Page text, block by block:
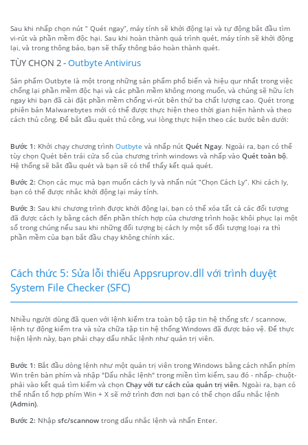
Sau khi nhấp chọn nút “ Quét ngay”, máy tính sẽ khởi động lại và tự động bắt đầu tìm
vi-rút và phần mềm độc hại. Sau khi hoàn thành quá trình quét, máy tính sẽ khởi động
lại, và trong thông báo, bạn sẽ thấy thông báo hoàn thành quét.
TÙY CHỌN 2 -Outbyte Antivirus
Sản phẩm Outbyte là một trong những sản phẩm phổ biến và hiệu qur nhất trong việc
chống lại phần mềm độc hại và các phần mềm không mong muốn, và chúng sẽ hữu ích
ngay khi bạn đã cài đặt phần mềm chống vi-rút bên thứ ba chất lượng cao. Quét trong
phiên bản Malwarebytes mới có thể được thực hiện theo thời gian hiện hành và theo
cách thủ công. Để bắt đầu quét thủ công, vui lòng thực hiện theo các bước bên dưới:
Bước 1: Khởi chạy chương trình Outbyte và nhấp nút Quét Ngay. Ngoài ra, bạn có thể
tùy chọn Quét bên trái cửa sổ của chương trình windows và nhấp vào Quét toàn bộ.
Hệ thống sẽ bắt đầu quét và bạn sẽ có thể thấy kết quả quét.
Bước 2: Chọn các mục mà bạn muốn cách ly và nhấn nút “Chọn Cách Ly”. Khi cách ly,
bạn có thể được nhắc khởi động lại máy tính.
Bước 3: Sau khi chương trình được khởi động lại, bạn có thể xóa tất cả các đối tượng
đã được cách ly bằng cách đến phần thích hợp của chương trình hoặc khôi phục lại một
số trong chúng nếu sau khi những đối tượng bị cách ly một số đối tượng loại ra thì
phần mềm của bạn bắt đầu chạy không chính xác.
Cách thức 5: Sửa lỗi thiếu Appsruprov.dll với trình duyệt
System File Checker (SFC)
Nhiều người dùng đã quen với lệnh kiểm tra toàn bộ tập tin hệ thống sfc / scannow,
lệnh tự động kiểm tra và sửa chữa tập tin hệ thống Windows đã được bảo vệ. Để thực
hiện lệnh này, bạn phải chạy dấu nhắc lệnh như quản trị viên.
Bước 1: Bắt đầu dòng lệnh như một quản trị viên trong Windows bằng cách nhấn phím
Win trên bàn phím và nhập "Dấu nhắc lệnh" trong miền tìm kiếm, sau đó - nhấp- chuột-
phải vào kết quả tìm kiếm và chọn Chạy với tư cách của quản trị viên. Ngoài ra, bạn có
thể nhấn tổ hợp phím Win + X sẽ mở trình đơn nơi bạn có thể chọn dấu nhắc lệnh
(Admin).
Bước 2: Nhập sfc/scannow trong dấu nhắc lệnh và nhấn Enter.